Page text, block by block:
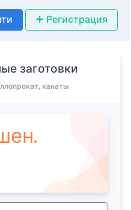
Регистрация
заготовки
канаты